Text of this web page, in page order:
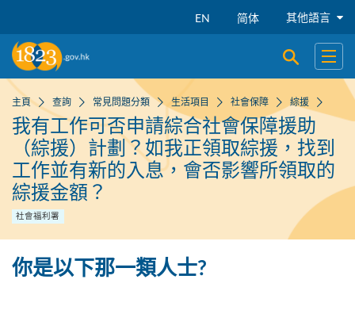
EN 简体 其他語言
開啟搜尋
開啟
主頁 查詢 常見問題分類 生活項目 社會保障 綜援
我有工作可否申請綜合社會保障援助
（綜援）計劃？如我正領取綜援，找到
工作並有新的入息，會否影響所領取的
綜援金額？
社會福利署
你是以下那一類人士?